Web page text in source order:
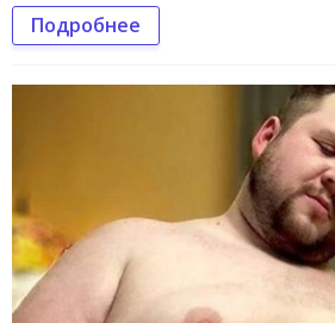
Подробнее